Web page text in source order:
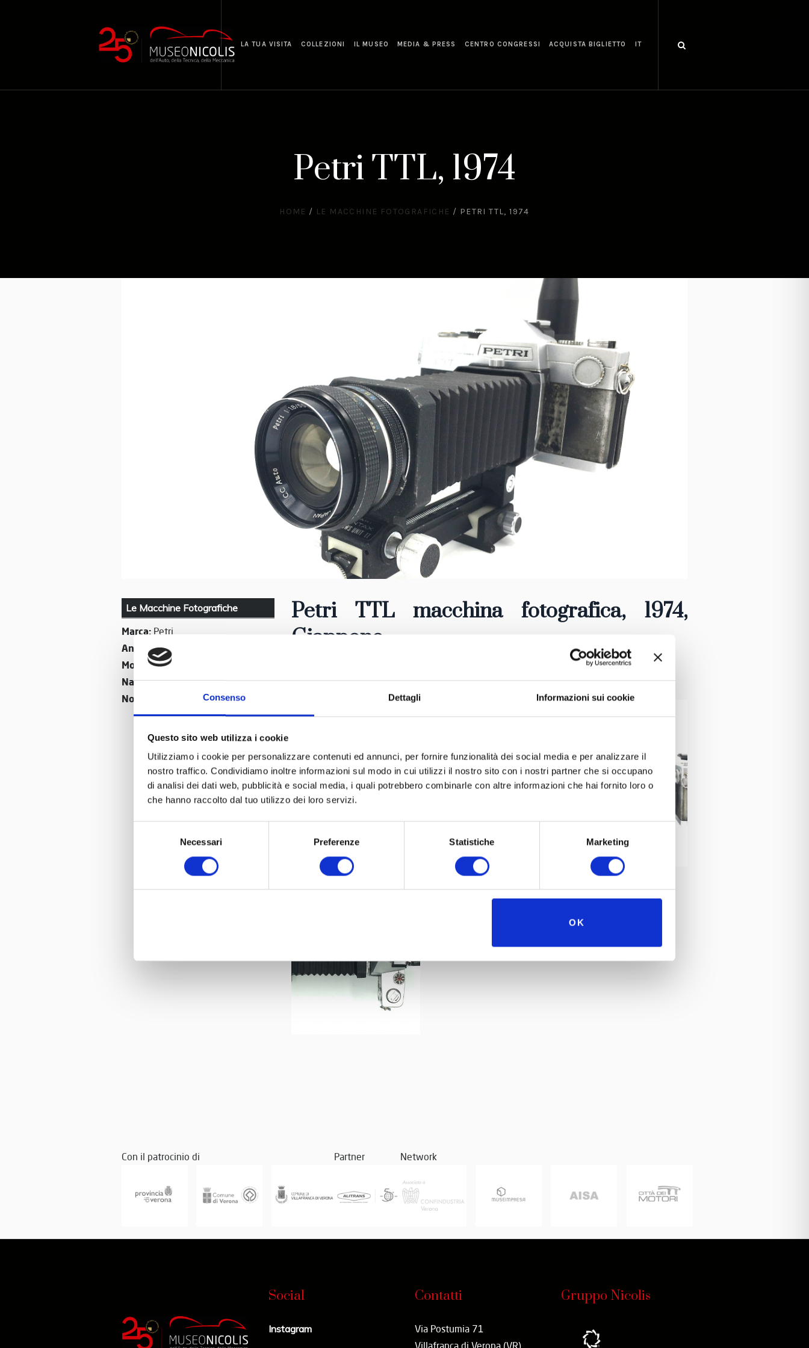
Consenso Dettagli Informazioni sui cookie
Questo sito web utilizza i cookie
Utilizziamo i cookie per personalizzare contenuti ed annunci, per fornire funzionalità dei social media e per analizzare il
nostro traffico. Condividiamo inoltre informazioni sul modo in cui utilizzi il nostro sito con i nostri partner che si occupano
di analisi dei dati web, pubblicità e social media, i quali potrebbero combinarle con altre informazioni che hai fornito loro o
che hanno raccolto dal tuo utilizzo dei loro servizi.
Necessari Preferenze Statistiche Marketing
OK
LA TUA VISITA COLLEZIONI IL MUSEO MEDIA & PRESS CENTRO CONGRESSI ACQUISTA BIGLIETTO IT
Petri TTL, 1974
HOME / LE MACCHINE FOTOGRAFICHE / PETRI TTL, 1974
Le Macchine Fotografiche
Marca: Petri
Anno di produzione:
Modello:TTL
Nazione:Giappone
Nome:
Petri TTL macchina fotografica, 1974,
Giappone
Con il patrocinio di Partner Network
Social
Instagram
Contatti
Via Postumia 71
Gruppo Nicolis